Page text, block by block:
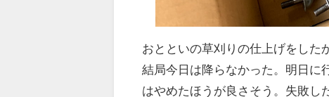
おとといの草刈りの仕上げをした
結局今日は降らなかった。明日に
はやめたほうが良さそう。失敗し